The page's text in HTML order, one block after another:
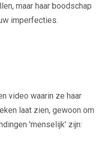
maar haar boodschap
imperfecties.
video waarin ze haar
laat zien, gewoon om
'menselijk' zijn: